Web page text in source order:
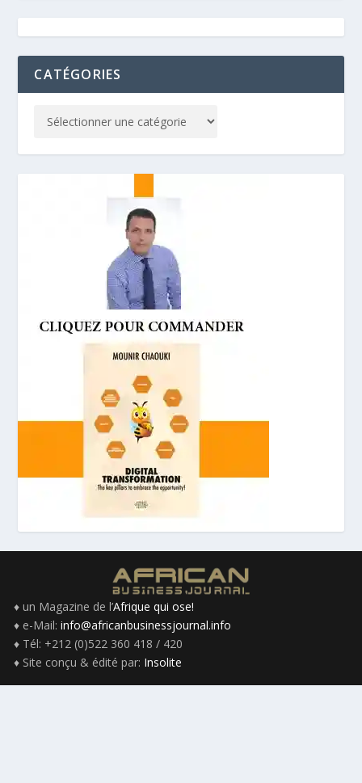
CATÉGORIES
♦ un Magazine de l’Afrique qui ose!
♦ e-Mail: info@africanbusinessjournal.info
♦ Tél: +212 (0)522 360 418 / 420
♦ Site conçu & édité par: Insolite